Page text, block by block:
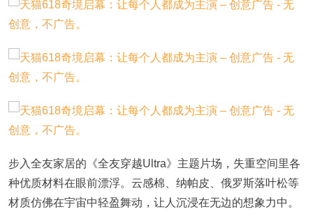
步入全友家居的《全友穿越Ultra》主题片场，失重空间里各
种优质材料在眼前漂浮。云感棉、纳帕皮、俄罗斯落叶松等
材质仿佛在宇宙中轻盈舞动，让人沉浸在无边的想象力中。